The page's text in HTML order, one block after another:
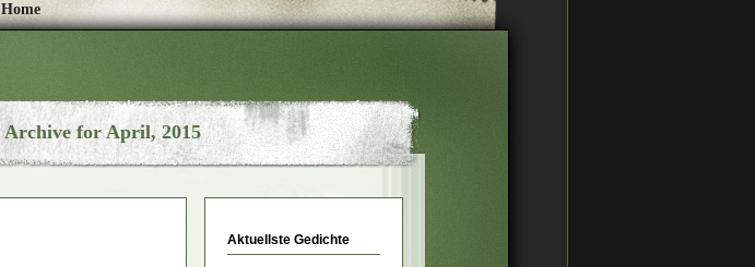
Home
Archive for April, 2015
Aktuellste Gedichte